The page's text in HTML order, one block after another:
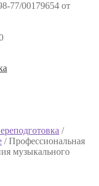
77/00179654 от
/
/Профессиональная
музыкального